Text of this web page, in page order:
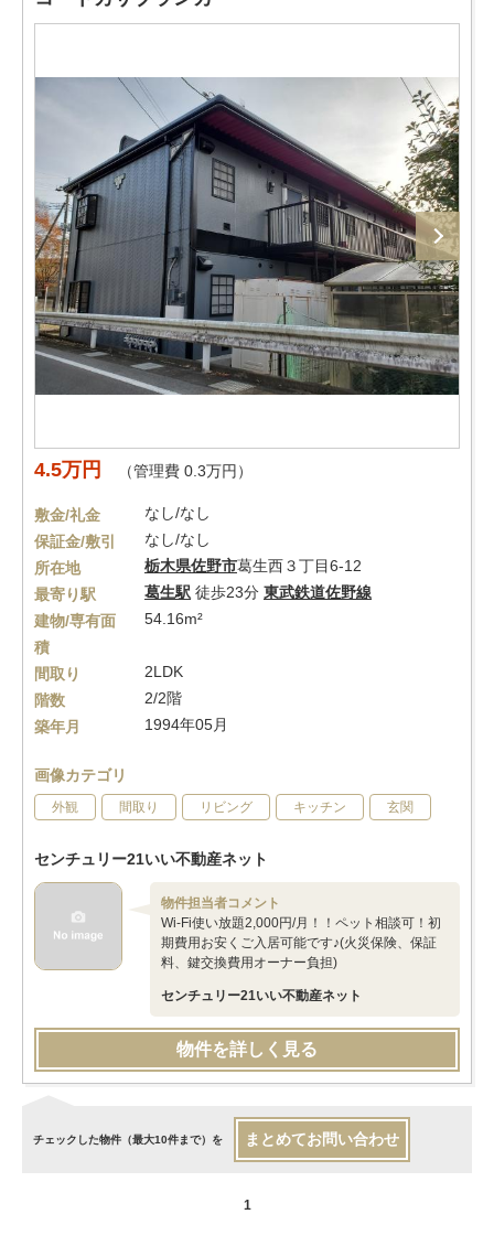
4.5万円 （管理費 0.3万円）
敷金/礼金
なし/なし
保証金/敷引
なし/なし
所在地
栃木県佐野市葛生西３丁目6-12
最寄り駅
葛生駅 徒歩23分 東武鉄道佐野線
建物/専有面
積
54.16m²
間取り
2LDK
階数
2/2階
築年月
1994年05月
画像カテゴリ
外観 間取り リビング キッチン 玄関
センチュリー21いい不動産ネット
物件担当者コメント
Wi-Fi使い放題2,000円/月！！ペット相談可！初
期費用お安くご入居可能です♪(火災保険、保証
料、鍵交換費用オーナー負担)
センチュリー21いい不動産ネット
物件を詳しく見る
チェックした物件（最大10件まで）を まとめてお問い合わせ
1